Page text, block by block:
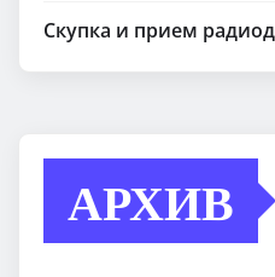
Скупка и прием
АРХИВ